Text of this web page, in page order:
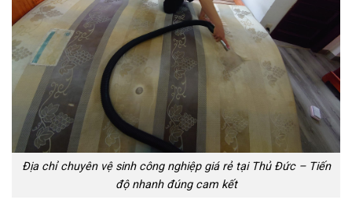
Địa chỉ chuyên vệ sinh công nghiệp giá rẻ tại Thủ Đức – Tiến
độ nhanh đúng cam kết